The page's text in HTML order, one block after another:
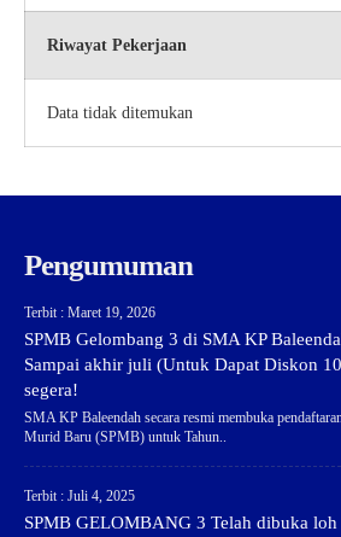
Riwayat Pekerjaan
Data tidak ditemukan
Pengumuman
Terbit : Maret 19, 2026
SPMB Gelombang 3 di SMA KP
Sampai akhir juli (Untuk Dapat Diskon
segera!
SMA KP Baleendah secara resmi membuka
Murid Baru (SPMB) untuk Tahun..
Terbit : Juli 4, 2025
SPMB GELOMBANG 3 Telah dibuka loh